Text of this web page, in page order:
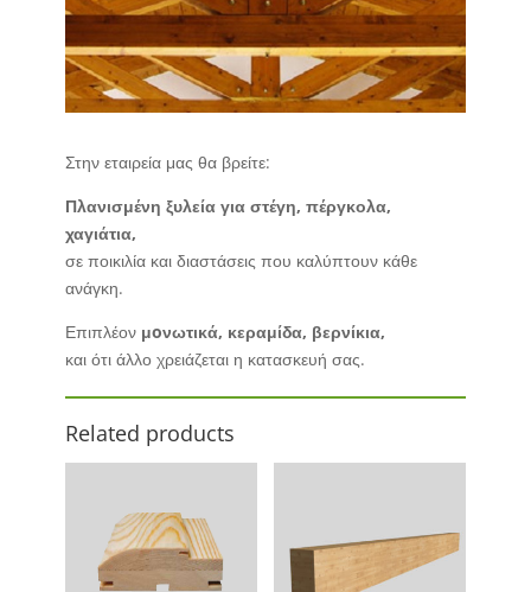
Στην εταιρεία μας θα βρείτε:
Πλανισμένη ξυλεία για στέγη, πέργκολα,
χαγιάτια,
σε ποικιλία και διαστάσεις που καλύπτουν κάθε
ανάγκη.
Επιπλέονμoνωτικά, κεραμίδα, βερνίκια,
και ότι άλλο χρειάζεται η κατασκευή σας.
Related products